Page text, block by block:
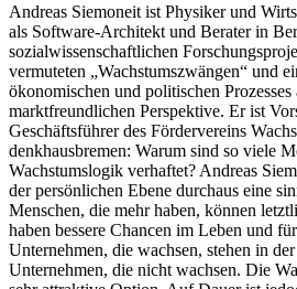
Andreas Siemoneit ist Physiker und
als Software-Architekt und Berater in
sozialwissenschaftlichen
vermuteten „Wachstumszwängen“ und
ökonomischen und politischen
marktfreundlichen Perspektive. Er ist
Geschäftsführer des Fördervereins
denkhausbremen: Warum sind so viele
Wachstumslogik verhaftet? Andreas
der persönlichen Ebene durchaus eine
Menschen, die mehr haben, können
haben bessere Chancen im Leben und
Unternehmen, die wachsen, stehen in
Unternehmen, die nicht wachsen. Die